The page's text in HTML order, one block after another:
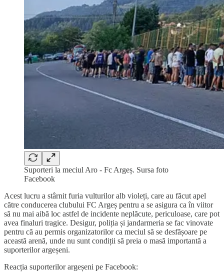
Suporteri la meciul Aro - Fc Argeș. Sursa foto
Facebook
Acest lucru a stârnit furia vulturilor alb violeți, care au făcut apel
către conducerea clubului FC Argeș pentru a se asigura ca în viitor
să nu mai aibă loc astfel de incidente neplăcute, periculoase, care pot
avea finaluri tragice. Desigur, poliția și jandarmeria se fac vinovate
pentru că au permis organizatorilor ca meciul să se desfășoare pe
această arenă, unde nu sunt condiții să preia o masă importantă a
suporterilor argeșeni.
Reacția suporterilor argeșeni pe Facebook: